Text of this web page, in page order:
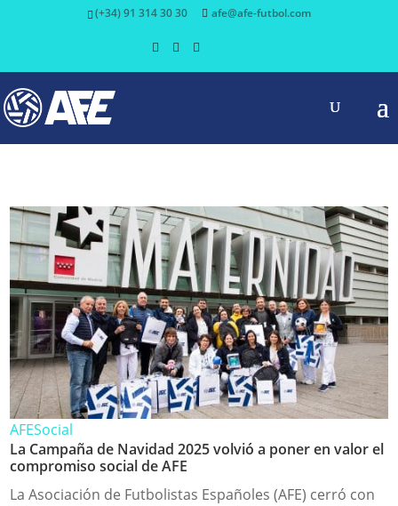
(+34) 91 314 30 30 afe@afe-futbol.com
AFESocial
La Campaña de Navidad 2025 volvió a poner en valor el
compromiso social de AFE
La Asociación de Futbolistas Españoles (AFE) cerró con